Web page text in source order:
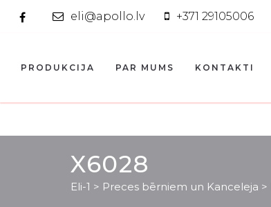
eli@apollo.lv +371 29105006
PRODUKCIJA PAR MUMS KONTAKTI
X6028
Eli-1 > Preces bērniem un Kanceleja >